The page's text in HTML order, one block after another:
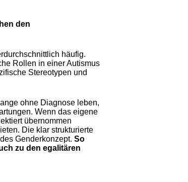
den
häufig.
Rollen in einer Autismus
Stereotypen und
ohne Diagnose leben,
Wenn das eigene
übernommen
Die klar strukturierte
Genderkonzept. So
zu den egalitären